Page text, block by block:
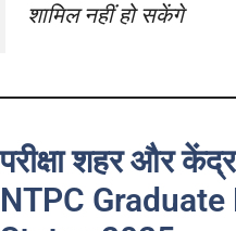
शामिल नहीं हो सकेंगे
परीक्षा शहर और
NTPC